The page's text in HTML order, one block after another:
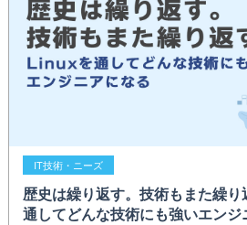
IT技術・ニーズ
歴史は繰り返す。技術もまた繰
通してどんな技術にも強いエンジ